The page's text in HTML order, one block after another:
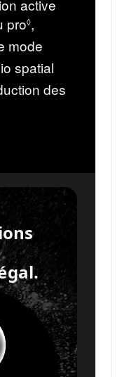
active
pro◊Renvoi
aux
mentions
légales.
,
mode
spatial
des